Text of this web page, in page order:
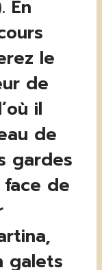
En
le
de
il
de
gardes
de
galets